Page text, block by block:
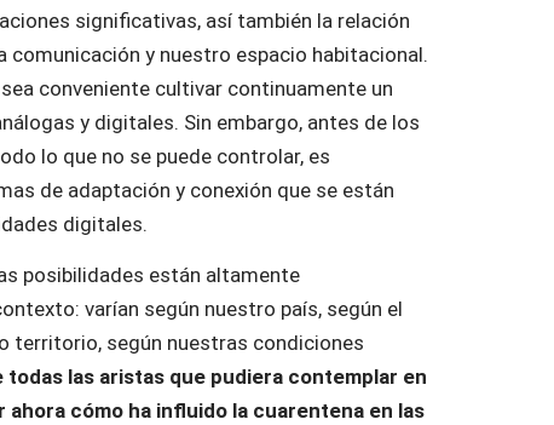
significativas, así también la relación
comunicación y nuestro espacio habitacional.
conveniente cultivar continuamente un
y digitales. Sin embargo, antes de los
lo que no se puede controlar, es
de adaptación y conexión que se están
digitales.
posibilidades están altamente
varían según nuestro país, según el
territorio, según nuestras condiciones
todas las aristas que pudiera contemplar en
cómo ha influido la cuarentena en las